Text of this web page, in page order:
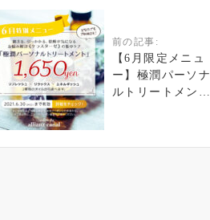
前の記事:
【6月限定メニュ
ー】極潤パーソナ
ルトリートメン